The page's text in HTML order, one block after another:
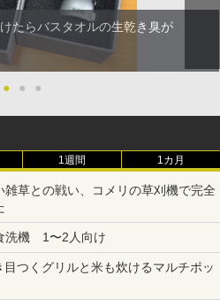
たらバスタオルの生乾き臭が
● ● ●
1週間 1カ月
雑草との戦い、コメリの草刈機で完全
洗機 1〜2人向け
つくグリルと米も炊けるマルチポッ